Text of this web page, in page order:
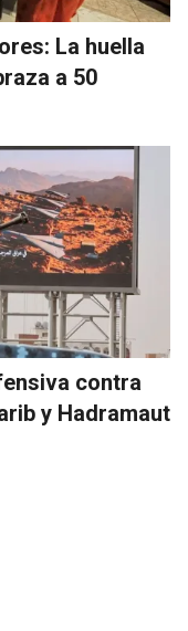
La huella
a 50
contra
y Hadramaut